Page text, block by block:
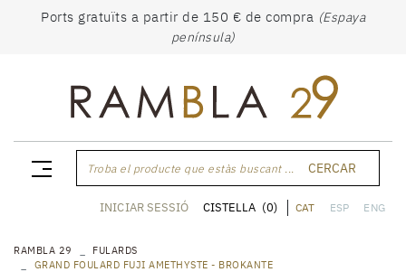
Ports gratuïts a partir de 150 € de compra (Espaya
península)
Troba el producte que estàs buscant ... CERCAR
CAT ESP ENG
INICIAR SESSIÓ CISTELLA (0)
RAMBLA 29
FULARDS
GRAND FOULARD FUJI AMETHYSTE - BROKANTE